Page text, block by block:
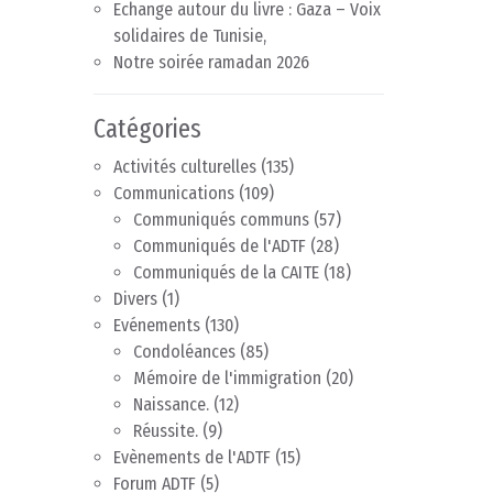
Echange autour du livre : Gaza – Voix
solidaires de Tunisie,
Notre soirée ramadan 2026
Catégories
Activités culturelles (135)
Communications (109)
Communiqués communs (57)
Communiqués de l'ADTF (28)
Communiqués de la CAITE (18)
Divers (1)
Evénements (130)
Condoléances (85)
Mémoire de l'immigration (20)
Naissance. (12)
Réussite. (9)
Evènements de l'ADTF (15)
Forum ADTF (5)